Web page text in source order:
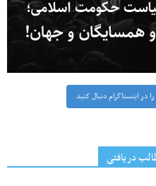
در اینستاگرام دنبال کنید
دریافتی